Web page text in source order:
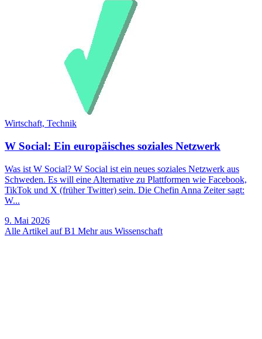
Wirtschaft, Technik
W Social: Ein europäisches soziales Netzwerk
Was ist W Social? W Social ist ein neues soziales Netzwerk aus
Schweden. Es will eine Alternative zu Plattformen wie Facebook,
TikTok und X (früher Twitter) sein. Die Chefin Anna Zeiter sagt:
W...
9. Mai 2026
Alle Artikel auf B1 Mehr aus Wissenschaft